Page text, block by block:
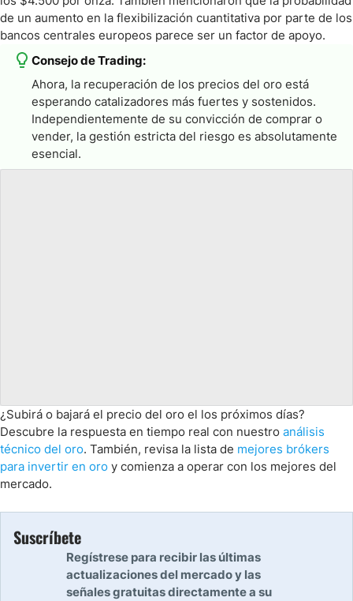
de un aumento en la flexibilización cuantitativa por parte de los
bancos centrales europeos parece ser un factor de apoyo.
Consejo de Trading:
Ahora, la recuperación de los precios del oro está
esperando catalizadores más fuertes y sostenidos.
Independientemente de su convicción de comprar o
vender, la gestión estricta del riesgo es absolutamente
esencial.
¿Subirá o bajará el precio del oro el los próximos días?
Descubre la respuesta en tiempo real con nuestro análisis
técnico del oro. También, revisa la lista de mejores brókers
para invertir en oro y comienza a operar con los mejores del
mercado.
Suscríbete
Regístrese para recibir las últimas
actualizaciones del mercado y las
señales gratuitas directamente a su